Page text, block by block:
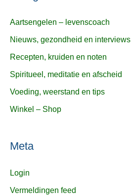
Aartsengelen – levenscoach
Nieuws, gezondheid en interviews
Recepten, kruiden en noten
Spiritueel, meditatie en afscheid
Voeding, weerstand en tips
Winkel – Shop
Meta
Login
Vermeldingen feed